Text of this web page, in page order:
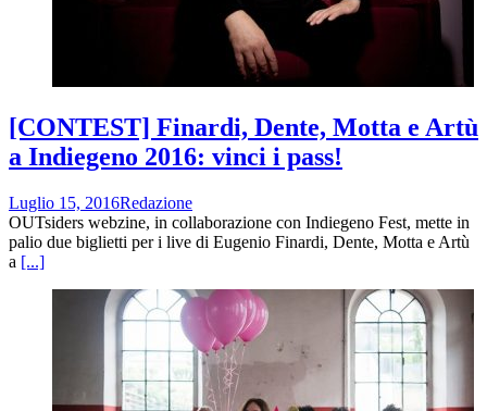
[CONTEST] Finardi, Dente, Motta e Artù
a Indiegeno 2016: vinci i pass!
Luglio 15, 2016Redazione
OUTsiders webzine, in collaborazione con Indiegeno Fest, mette in
palio due biglietti per i live di Eugenio Finardi, Dente, Motta e Artù
a [...]